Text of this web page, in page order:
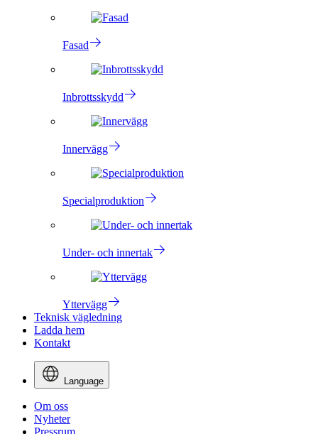
Fasad
Inbrottsskydd
Innervägg
Specialproduktion
Under- och innertak
Yttervägg
Teknisk vägledning
Ladda hem
Kontakt
Language
Om oss
Nyheter
Pressrum